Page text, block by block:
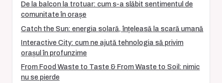
De la balcon la trotuar: cum s-a slăbit sentimentul de
comunitate în orașe
Catch the Sun: energia solară, înțeleasă la scară umană
Interactive City: cum ne ajută tehnologia să privim
orașul în profunzime
From Food Waste to Taste & From Waste to Soil: nimic
nu se pierde